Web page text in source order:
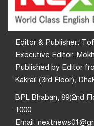
Editor & Publisher:
Executive Editor:
Published by Editor
Kakrail (3rd Floor),
BPL Bhaban, 89(2nd
1000
Email: